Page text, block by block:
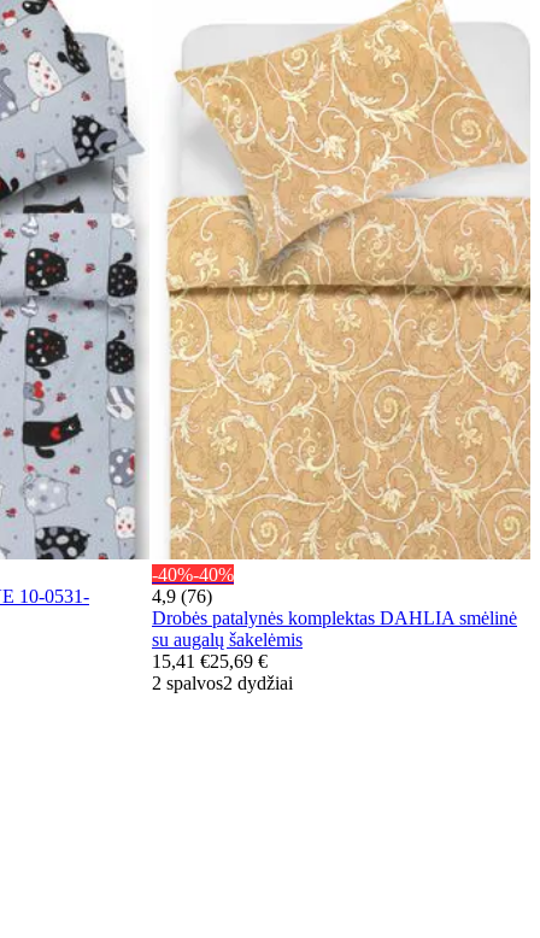
10-0531-
-40%-40%
4,9 (76)
Drobės patalynės komplektas DAHLIA smėlinė
su augalų šakelėmis
15,41 €25,69 €
2 spalvos2 dydžiai